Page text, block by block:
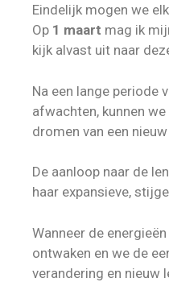
Eindelijk mogen we
Op 1 maart mag ik
kijk alvast uit naar
Na een lange periode
afwachten, kunnen
dromen van een
De aanloop naar de
haar expansieve,
Wanneer de
ontwaken en we de
verandering en nieuw